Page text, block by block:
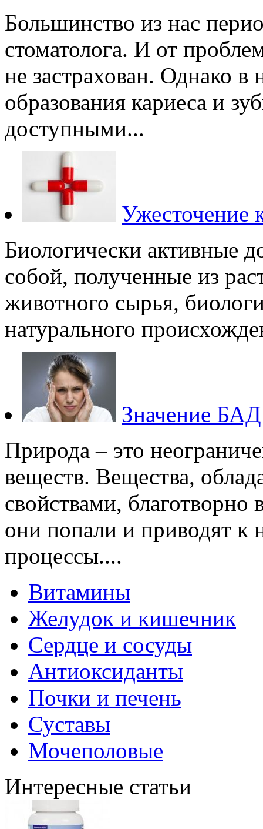
Большинство из нас
стоматолога. И от
не застрахован. Однако
образования кариеса и
доступными...
Ужесточение
Биологически активные
собой, полученные из
животного сырья,
натурального
Значение БАД
Природа – это
веществ. Вещества,
свойствами,
они попали и приводят к
процессы....
Витамины
Желудок и кишечник
Сердце и сосуды
Антиоксиданты
Почки и печень
Суставы
Мочеполовые
Интересные статьи